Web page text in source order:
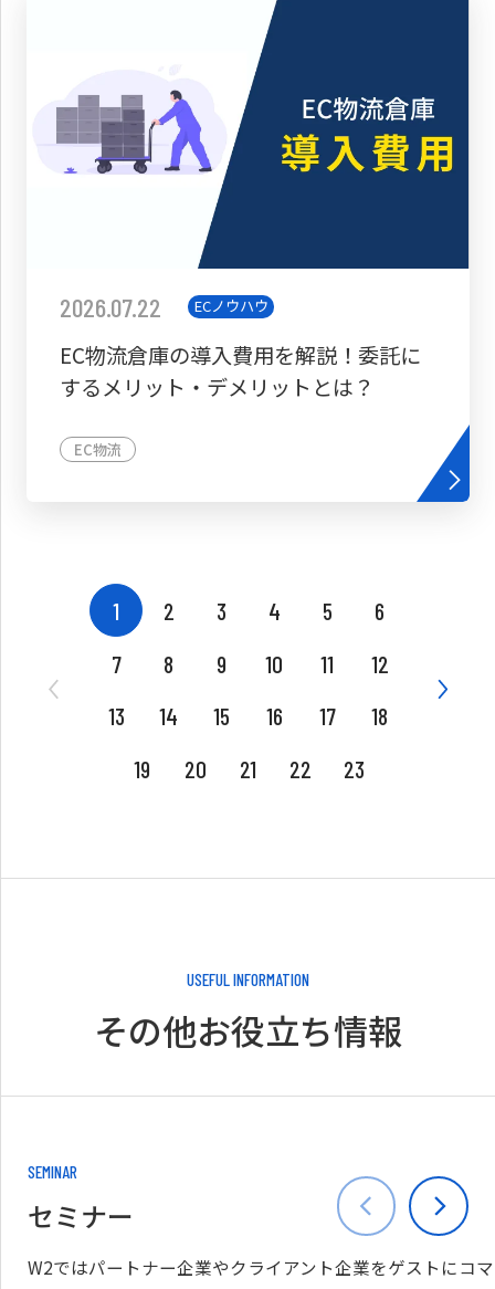
2026.07.22 ECノウハウ
EC物流倉庫の導入費用を解説！委託に
するメリット・デメリットとは？
EC物流
1 2 3 4 5
6
7
8 9 10 11
12
13
14 15 16 17
18
19
20 21 22 23
USEFUL INFORMATION
その他お役立ち情報
SEMINAR
セミナー
W2ではパートナー企業やクライアント企業をゲストにコマ